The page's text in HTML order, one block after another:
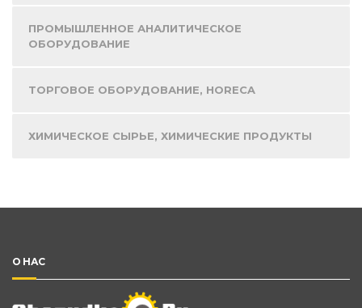
ПРОМЫШЛЕННОЕ АНАЛИТИЧЕСКОЕ
ОБОРУДОВАНИЕ
ТОРГОВОЕ ОБОРУДОВАНИЕ, HORECA
ХИМИЧЕСКОЕ СЫРЬЕ, ХИМИЧЕСКИЕ ПРОДУКТЫ
О НАС